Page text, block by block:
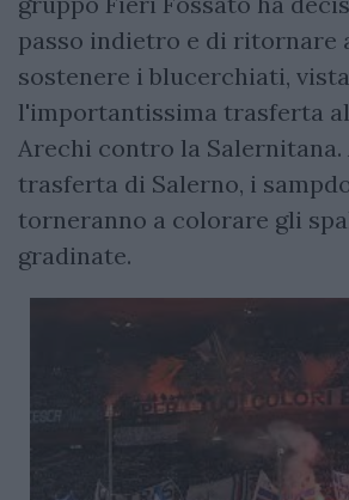
passo indietro e di ritornare
sostenere i blucerchiati, vista
l'importantissima trasferta
Arechi contro la
trasferta di Salerno, i
torneranno a colorare gli
gradinate.